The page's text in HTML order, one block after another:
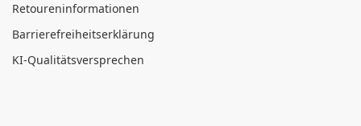
Retoureninformationen
Barrierefreiheitserklärung
KI-Qualitätsversprechen